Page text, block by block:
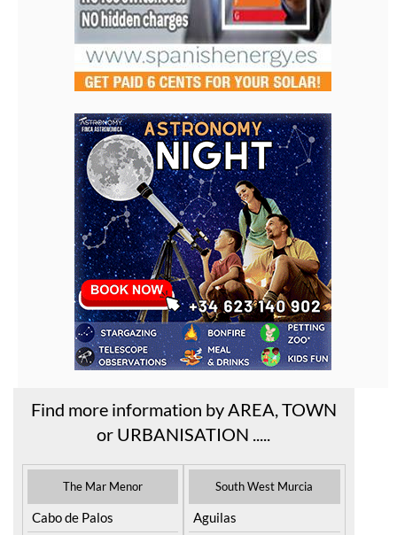
Find more information by AREA, TOWN
or URBANISATION .....
The Mar Menor
Cabo de Palos
South West Murcia
Aguilas